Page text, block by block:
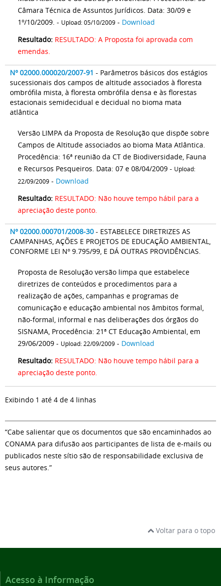
Câmara Técnica de Assuntos Jurídicos. Data: 30/09 e
1º/10/2009. - Upload: 05/10/2009 - Download
Resultado: RESULTADO: A Proposta foi aprovada com
emendas.
Nº 02000.000020/2007-91 - Parâmetros básicos dos estágios
sucessionais dos campos de altitude associados à floresta
ombrófila mista, à floresta ombrófila densa e às florestas
estacionais semidecidual e decidual no bioma mata
atlântica
Versão LIMPA da Proposta de Resolução que dispõe sobre
Campos de Altitude associados ao bioma Mata Atlântica.
Procedência: 16ª reunião da CT de Biodiversidade, Fauna
e Recursos Pesqueiros. Data: 07 e 08/04/2009 - Upload:
22/09/2009 - Download
Resultado: RESULTADO: Não houve tempo hábil para a
apreciação deste ponto.
Nº 02000.000701/2008-30 - ESTABELECE DIRETRIZES AS
CAMPANHAS, AÇÕES E PROJETOS DE EDUCAÇÃO AMBIENTAL,
CONFORME LEI Nº 9.795/99, E DÁ OUTRAS PROVIDÊNCIAS.
Proposta de Resolução versão limpa que estabelece
diretrizes de conteúdos e procedimentos para a
realização de ações, campanhas e programas de
comunicação e educação ambiental nos âmbitos formal,
não-formal, informal e nas deliberações dos órgãos do
SISNAMA, Procedência: 21ª CT Educação Ambiental, em
29/06/2009 - Upload: 22/09/2009 - Download
Resultado: RESULTADO: Não houve tempo hábil para a
apreciação deste ponto.
Exibindo 1 até 4 de 4 linhas
“Cabe salientar que os documentos que são encaminhados ao
CONAMA para difusão aos participantes de lista de e-mails ou
publicados neste sítio são de responsabilidade exclusiva de
seus autores.”
Voltar para o topo
Acesso à Informação